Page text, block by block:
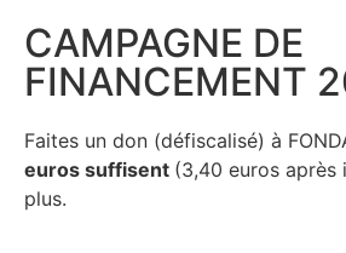
CAMPAGNE DE
FINANCEMENT
Faites un don (défiscalisé) à
euros suffisent (3,40 euros après
plus.